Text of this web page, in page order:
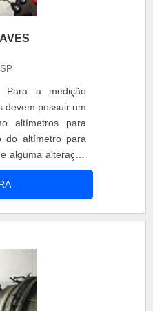
Para a medição
devem possuir um
altímetros para
do altímetro para
alguma alteração
um
pode influenciar
o avião